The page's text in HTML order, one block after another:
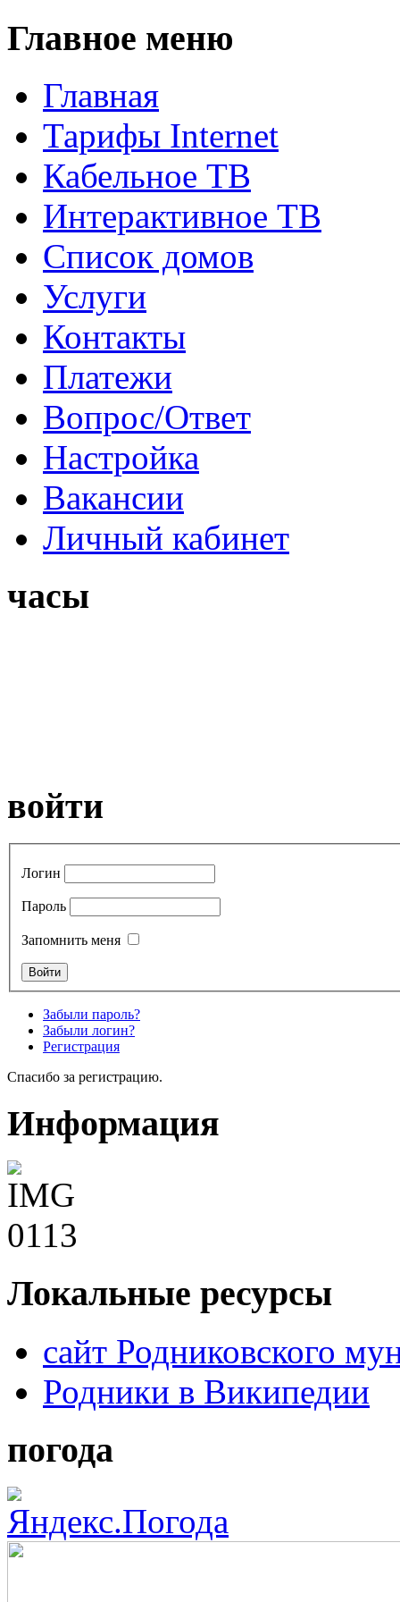
Главное меню
Главная
Тарифы Internet
Кабельное ТВ
Интерактивное ТВ
Список домов
Услуги
Контакты
Платежи
Вопрос/Ответ
Настройка
Вакансии
Личный кабинет
часы
войти
Логин
Пароль
Запомнить меня
Забыли пароль?
Забыли логин?
Регистрация
Спасибо за регистрацию.
Информация
Локальные ресурсы
сайт Родниковского
Родники в Википедии
погода